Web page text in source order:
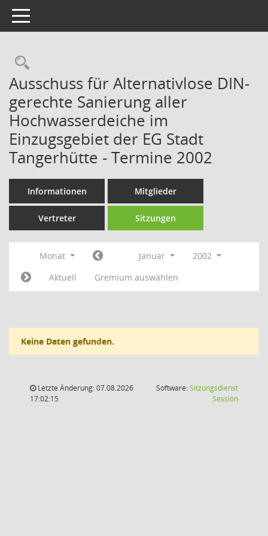
Toggle navigation
Rechercheauswahl
Ausschuss für Alternativlose DIN-
gerechte Sanierung aller
Hochwasserdeiche im
Einzugsgebiet der EG Stadt
Tangerhütte - Termine 2002
Informationen Mitglieder
Vertreter Sitzungen
Monat Januar
2002
Aktuell
Gremium auswählen
Keine Daten gefunden.
Letzte Änderung: 07.08.2026
17:02:15
Software:Sitzungsdienst
Session(Wird in